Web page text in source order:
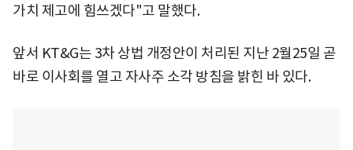
가치 제고에 힘쓰겠다"고 말했다.
앞서 KT&G는 3차 상법 개정안이 처리된 지난 2월25일 곧
바로 이사회를 열고 자사주 소각 방침을 밝힌 바 있다.